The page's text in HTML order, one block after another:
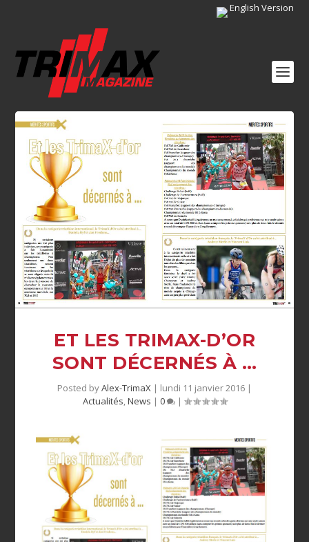
English Version
ET LES TRIMAX-D’OR
SONT DÉCERNÉS À …
Posted byAlex-TrimaX | lundi 11 janvier 2016 |
Actualités,News | 0 |